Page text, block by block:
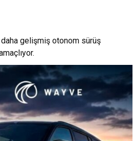
gelişmiş otonom sürüş